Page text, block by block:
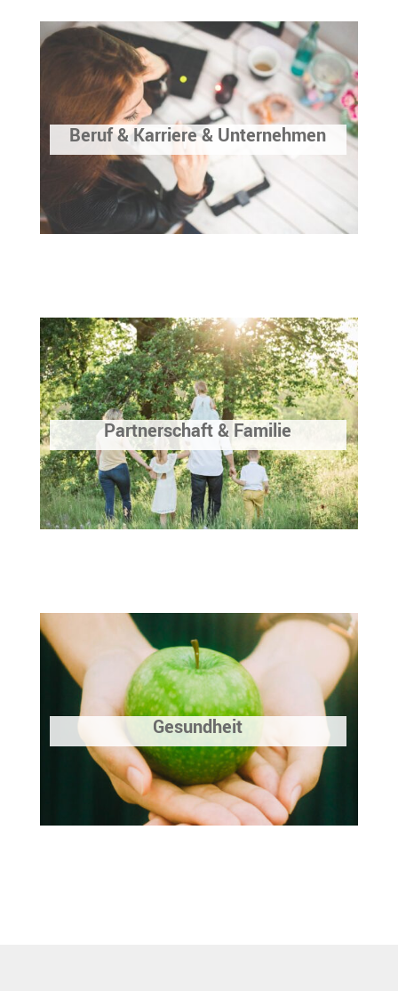
Beruf & Karriere & Unternehmen
Partnerschaft & Familie
Gesundheit